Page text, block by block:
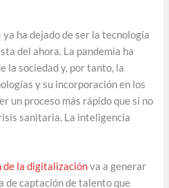
ha dejado de ser la tecnología
del ahora. La pandemia ha
la sociedad y, por tanto, la
y su incorporación en los
un proceso más rápido que si no
sanitaria. La inteligencia
de la digitalizaciónva a generar
de captación de talento que